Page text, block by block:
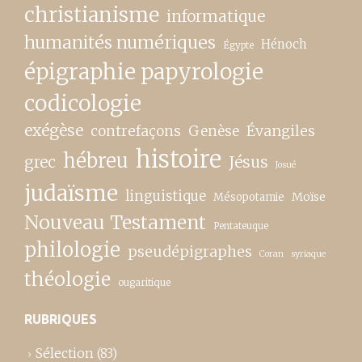
christianisme informatique
humanités numériques Égypte Hénoch
épigraphie papyrologie
codicologie
exégèse contrefaçons Genèse Évangiles
grec hébreu histoire Jésus Josué
judaïsme linguistique Mésopotamie Moïse
Nouveau Testament Pentateuque
philologie pseudépigraphes Coran syriaque
théologie ougaritique
RUBRIQUES
Sélection (83)